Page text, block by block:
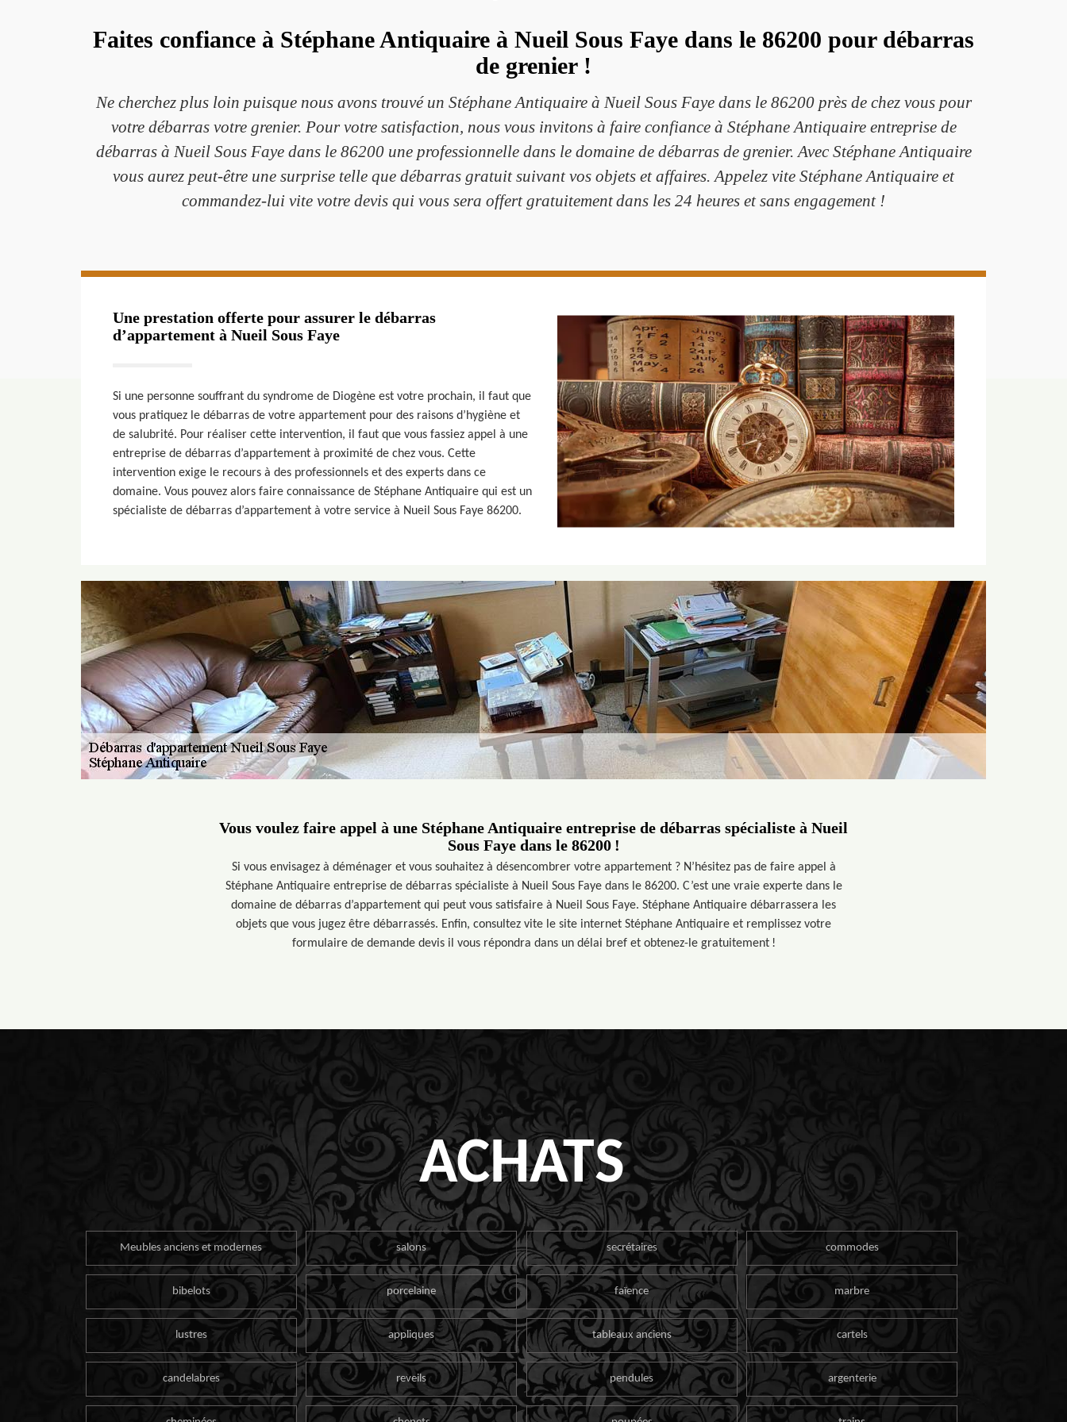
Faites confiance à Stéphane Antiquaire à Nueil Sous Faye dans le 86200 pour débarras
de grenier !
Ne cherchez plus loin puisque nous avons trouvé un Stéphane Antiquaire à Nueil Sous Faye dans le 86200 près de chez vous pour
votre débarras votre grenier. Pour votre satisfaction, nous vous invitons à faire confiance à Stéphane Antiquaire entreprise de
débarras à Nueil Sous Faye dans le 86200 une professionnelle dans le domaine de débarras de grenier. Avec Stéphane Antiquaire
vous aurez peut-être une surprise telle que débarras gratuit suivant vos objets et affaires. Appelez vite Stéphane Antiquaire et
commandez-lui vite votre devis qui vous sera offert gratuitement dans les 24 heures et sans engagement !
Une prestation offerte pour assurer le débarras
d’appartement à Nueil Sous Faye
Si une personne souffrant du syndrome de Diogène est votre prochain, il faut que
vous pratiquez le débarras de votre appartement pour des raisons d’hygiène et
de salubrité. Pour réaliser cette intervention, il faut que vous fassiez appel à une
entreprise de débarras d’appartement à proximité de chez vous. Cette
intervention exige le recours à des professionnels et des experts dans ce
domaine. Vous pouvez alors faire connaissance de Stéphane Antiquaire qui est un
spécialiste de débarras d’appartement à votre service à Nueil Sous Faye 86200.
Vous voulez faire appel à une Stéphane Antiquaire entreprise de débarras spécialiste à Nueil
Sous Faye dans le 86200 !
Si vous envisagez à déménager et vous souhaitez à désencombrer votre appartement ? N’hésitez pas de faire appel à
Stéphane Antiquaire entreprise de débarras spécialiste à Nueil Sous Faye dans le 86200. C’est une vraie experte dans le
domaine de débarras d’appartement qui peut vous satisfaire à Nueil Sous Faye. Stéphane Antiquaire débarrassera les
objets que vous jugez être débarrassés. Enfin, consultez vite le site internet Stéphane Antiquaire et remplissez votre
formulaire de demande devis il vous répondra dans un délai bref et obtenez-le gratuitement !
ACHATS
Meubles anciens et modernes salons secrétaires commodes
bibelots porcelaine faïence marbre
lustres appliques tableaux anciens cartels
candelabres reveils pendules argenterie